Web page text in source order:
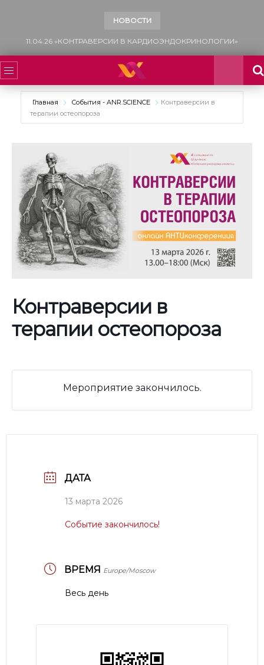
НОВОСТИ
Главная События - ANR.SCIENCE
Контраверсии в
терапии остеопороза
Контраверсии в
терапии остеопороза
Мероприятие закончилось.
ДАТА
13 мартa 2026
Событие закончилось!
ВРЕМЯ Europe/Moscow
Весь день